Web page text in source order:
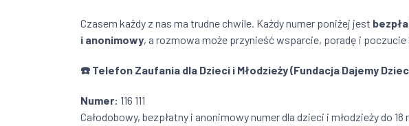
Czasem każdy z nas ma trudne chwile. Każdy numer poniżej jest
i anonimowy, a rozmowa może przynieść wsparcie, poradę i
☎️ Telefon Zaufania dla Dzieci i Młodzieży (Fundacja Dajemy
Numer: 116 111
Całodobowy, bezpłatny i anonimowy numer dla dzieci i młodzieży do